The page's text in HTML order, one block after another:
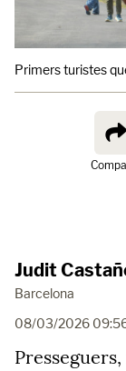
Primers turistes
Judit
Barcelona
08/03/2026